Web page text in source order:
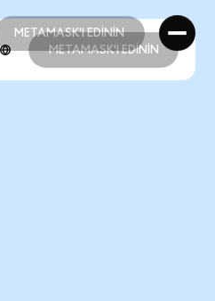
METAMASK'I EDİNİN
METAMASK'I EDİNİN
METAMASK'I EDİNİN